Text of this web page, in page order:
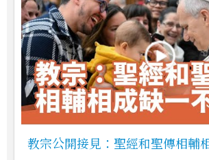
教宗公開接見：聖經和聖傳相輔